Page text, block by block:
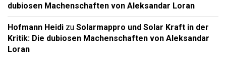
dubiosen Machenschaften von Aleksandar Loran
Hofmann Heidi zu Solarmappro und Solar Kraft in der
Kritik: Die dubiosen Machenschaften von Aleksandar
Loran